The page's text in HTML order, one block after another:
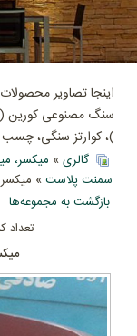
اینجا تصاویر
سنگ مصنوعی کورین (
)، کوارتز سنگی، چسب
گالری» میکسر،
سمنت پلاست»
بازگشت به مجموعه‌ها
تعداد